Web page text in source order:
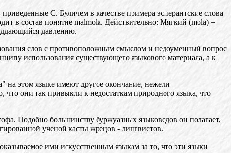
С. Буличем в качестве примера эсперантские слова
в состав понятие malmola. Действительно: Мягкий (mola) =
давлению.
слов с противоположным смыслом и недоуменный вопрос
использования существующего языкового материала, а к
на этом языке имеют другое окончание, нежели
что они так привыкли к недостаткам природного языка, что
Подобно большинству буржуазных языковедов он полагает,
ученой касты жрецов - лингвистов.
ими искусственным языкам за то, что эти языки